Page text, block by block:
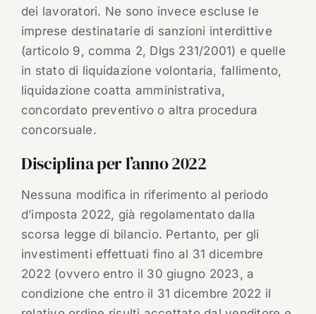
dei lavoratori. Ne sono invece escluse le
imprese destinatarie di sanzioni interdittive
(articolo 9, comma 2, Dlgs 231/2001) e quelle
in stato di liquidazione volontaria, fallimento,
liquidazione coatta amministrativa,
concordato preventivo o altra procedura
concorsuale.
Disciplina per l’anno 2022
Nessuna modifica in riferimento al periodo
d’imposta 2022, già regolamentato dalla
scorsa legge di bilancio. Pertanto, per gli
investimenti effettuati fino al 31 dicembre
2022 (ovvero entro il 30 giugno 2023, a
condizione che entro il 31 dicembre 2022 il